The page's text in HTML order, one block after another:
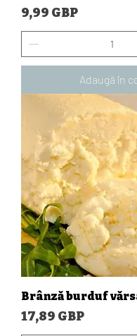
Preț
9,99 GBP
Adaugă în
Brânză burduf
Preț
17,89 GBP